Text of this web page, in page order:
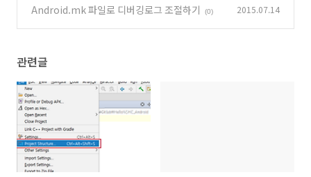
Android.mk 파일로 디버깅로그 조절하기 (0) 2015.07.14
관련글